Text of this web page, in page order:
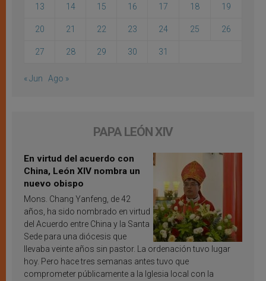
13 14 15 16 17 18 19
20 21 22 23 24 25 26
27 28 29 30 31
« Jun Ago »
PAPA LEÓN XIV
En virtud del acuerdo con
China, León XIV nombra un
nuevo obispo
Mons. Chang Yanfeng, de 42
años, ha sido nombrado en virtud
del Acuerdo entre China y la Santa
Sede para una diócesis que
llevaba veinte años sin pastor. La ordenación tuvo lugar
hoy. Pero hace tres semanas antes tuvo que
comprometer públicamente a la Iglesia local con la